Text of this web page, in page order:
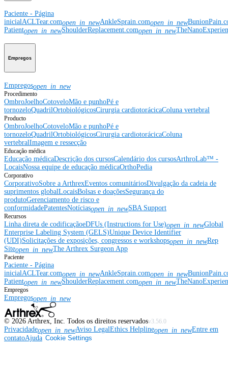
Paciente - Página
inicialACLTear.comopen_in_newAnkleSprain.comopen_in_new
Patientopen_in_newShoulderReplacement.comopen_in_new
Empregos
Empregosopen_in_new
Procedimento
OmbroJoelhoCotoveloMão e punhoPé e
tornozeloQuadrilOrtobiológicosCirurgia cardiotorácicaColuna vertebral
Producto
OmbroJoelhoCotoveloMão e punhoPé e
tornozeloQuadrilOrtobiológicosCirurgia cardiotorácicaColuna
vertebralImagem e ressecção
Educação médica
Educação médicaDescrição dos cursosCalendário dos cursosArthroLab™ -
LocaisNossa equipe de educação médicaOrthoPedia
Corporativo
CorporativoSobre a ArthrexEventos comunitáriosDivulgação da cadeia de
suprimentos globalLocaisBolsas e doaçõesSegurança do
produtoGerenciamento de risco e
conformidadePatentesNotíciasopen_in_newSBA Support
Recursos
Linha direta de codificaçãoeDFUs (Instructions for Use)open_in_newGlobal
Enterprise Labeling System (GELS)Unique Device Identifier
(UDI)Solicitações de exposições, congressos e workshopsopen_in_newRep
Siteopen_in_newThe Arthrex Surgeon App
Paciente
Paciente - Página
inicial ACLTear.comopen_in_newAnkleSprain.comopen_in_new
Patientopen_in_newShoulderReplacement.comopen_in_new
Empregos
Empregosopen_in_new
© 2026 Arthrex, Inc. Todos os direitos reservadosv3.56.0
Privacidadeopen_in_newAviso LegalEthics Helplineopen_in_newEntre em
contatoAjuda Cookie Settings